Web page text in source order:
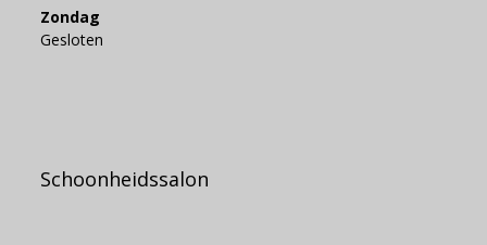
Zondag
Gesloten
Schoonheidssalon